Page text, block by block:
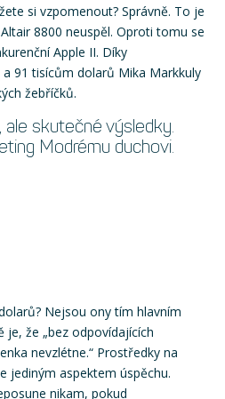
si vzpomenout? Správně. To je
8800 neuspěl. Oproti tomu se
Apple II. Díky
a 91 tisícům dolarů Mika Markkuly
žebříčků.
ale skutečné výsledky.
Modrému duchovi.
Nejsou ony tím hlavním
je, že „bez odpovídajících
nevzlétne.“ Prostředky na
jediným aspektem úspěchu.
nikam, pokud